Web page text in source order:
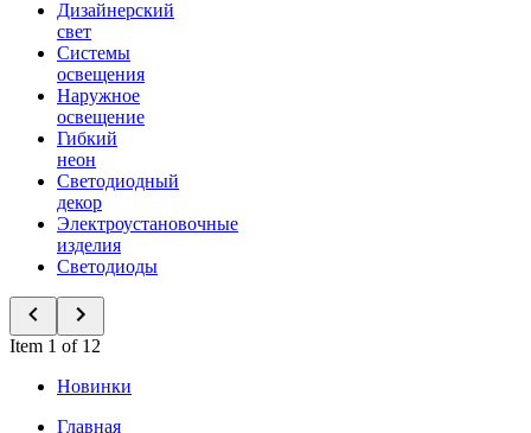
Дизайнерский
свет
Системы
освещения
Наружное
освещение
Гибкий
неон
Светодиодный
декор
Электроустановочные
изделия
Светодиоды
Item 1 of 12
Новинки
Главная